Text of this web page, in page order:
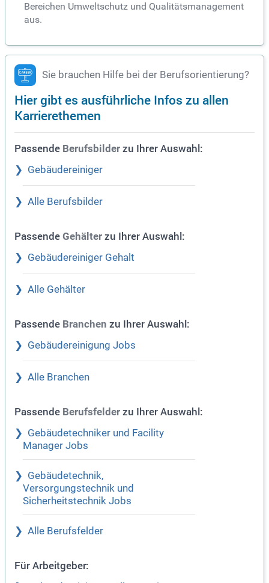
Bereichen Umweltschutz und Qualitätsmanagement
aus.
Sie brauchen Hilfe bei der Berufsorientierung?
Hier gibt es ausführliche Infos zu allen
Karrierethemen
Passende Berufsbilder zu Ihrer Auswahl:
Gebäudereiniger
Alle Berufsbilder
Passende Gehälter zu Ihrer Auswahl:
Gebäudereiniger Gehalt
Alle Gehälter
Passende Branchen zu Ihrer Auswahl:
Gebäudereinigung Jobs
Alle Branchen
Passende Berufsfelder zu Ihrer Auswahl:
Gebäudetechniker und Facility
Manager Jobs
Gebäudetechnik,
Versorgungstechnik und
Sicherheitstechnik Jobs
Alle Berufsfelder
Für Arbeitgeber: